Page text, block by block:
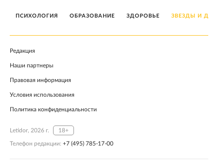
ПСИХОЛОГИЯ ОБРАЗОВАНИЕ ЗДОРОВЬЕ ЗВЕЗДЫ И
Редакция
Наши партнеры
Правовая информация
Условия использования
Политика конфиденциальности
Letidor, 2026 г. 18+
Телефон редакции: +7 (495) 785-17-00